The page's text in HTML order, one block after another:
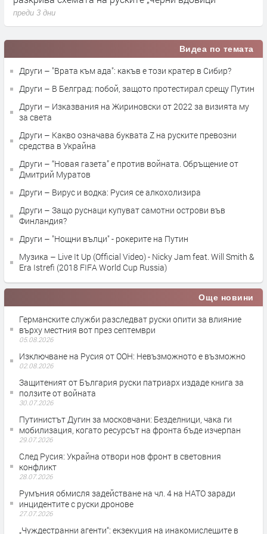
преди 3 дни
Видеа по темата
Други – "Врата към ада": какъв е този кратер в Сибир?
Други – В Белград: побой, защото протестирал срещу Путин
Други – Изказвания на Жириновски от 2022 за визията му
за света
Други – Какво означава буквата Z на руските превозни
средства в Украйна
Други – “Новая газета” е против войната. Обръщение от
Дмитрий Муратов
Други – Вирус и водка: Русия се алкохолизира
Други – Защо руснаци купуват самотни острови във
Финландия?
Други – "Нощни вълци" - рокерите на Путин
Музика – Live It Up (Official Video) - Nicky Jam feat. Will Smith &
Era Istrefi (2018 FIFA World Cup Russia)
Още новини
Германските служби разследват руски опити за влияние
върху местния вот през септември
05.08.2026
Изключване на Русия от ООН: Невъзможното е възможно
02.08.2026
Защитеният от България руски патриарх издаде книга за
ползите от войната
30.07.2026
Путинистът Дугин за московчани: Безделници, чака ги
мобилизация, когато ресурсът на фронта бъде изчерпан
29.07.2026
След Русия: Украйна отвори нов фронт в световния
конфликт
28.07.2026
Румъния обмисля задействане на чл. 4 на НАТО заради
инцидентите с руски дронове
27.07.2026
„Чуждестранни агенти“: екзекуция на инакомислещите в